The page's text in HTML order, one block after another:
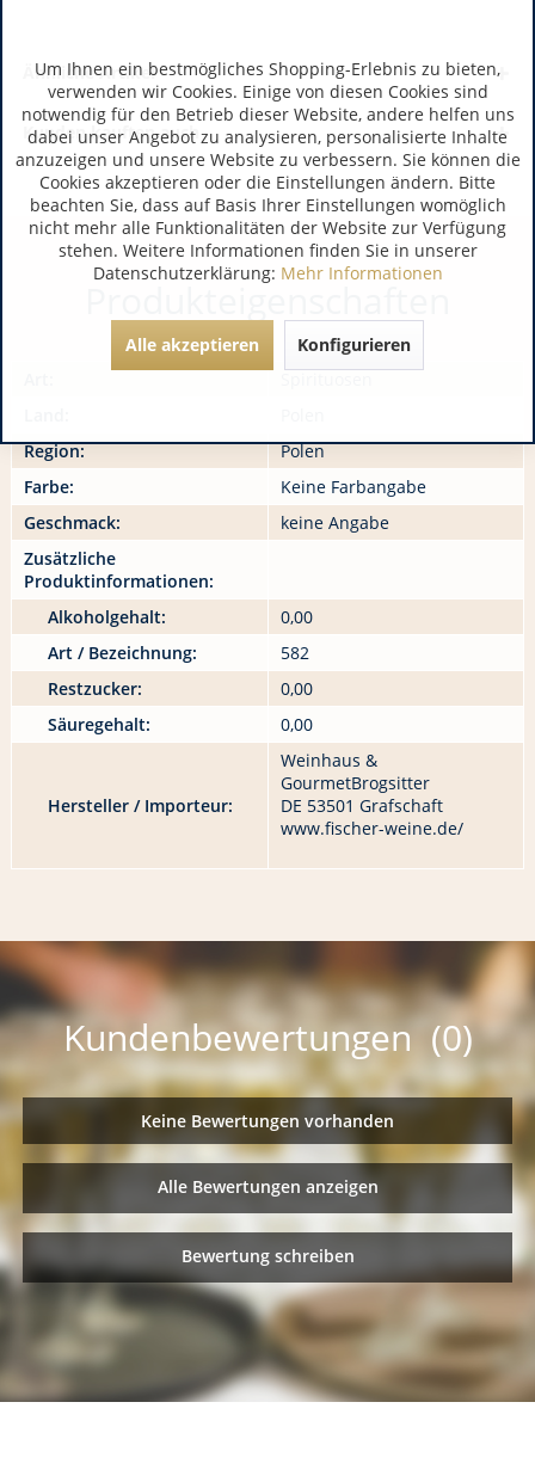
Ähnliche Artikel
Kunden kauften auch
Region:
Polen
Farbe:
Keine Farbangabe
Geschmack:
keine Angabe
Zusätzliche
Produktinformationen:
Alkoholgehalt:
0,00
Art / Bezeichnung:
582
Restzucker:
0,00
Säuregehalt:
0,00
Hersteller / Importeur:
Weinhaus &
GourmetBrogsitter
DE 53501 Grafschaft
www.fischer-weine.de/
Kundenbewertungen (0)
Keine Bewertungen vorhanden
Alle Bewertungen anzeigen
Bewertung schreiben
Um Ihnen ein bestmögliches Shopping-Erlebnis zu bieten,
verwenden wir Cookies. Einige von diesen Cookies sind
notwendig für den Betrieb dieser Website, andere helfen uns
dabei unser Angebot zu analysieren, personalisierte Inhalte
anzuzeigen und unsere Website zu verbessern. Sie können die
Cookies akzeptieren oder die Einstellungen ändern. Bitte
beachten Sie, dass auf Basis Ihrer Einstellungen womöglich
nicht mehr alle Funktionalitäten der Website zur Verfügung
stehen. Weitere Informationen finden Sie in unserer
Datenschutzerklärung: Mehr Informationen
Alle akzeptieren Konfigurieren